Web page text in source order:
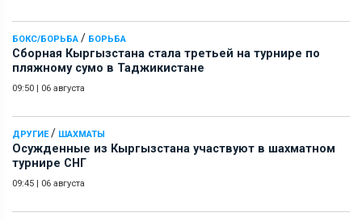
БОКС/БОРЬБА / БОРЬБА
Сборная Кыргызстана стала третьей на турнире по
пляжному сумо в Таджикистане
09:50 | 06 августа
ДРУГИЕ/ ШАХМАТЫ
Осужденные из Кыргызстана участвуют в шахматном
турнире СНГ
09:45 | 06 августа